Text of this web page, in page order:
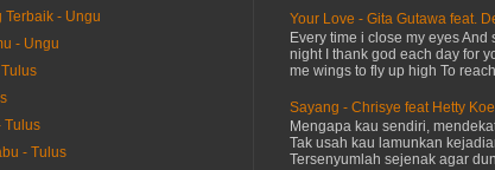
Terbaik - Ungu
- Ungu
Tulus
- Tulus
Your Love - Gita Gutawa feat.
Every time i close my eyes And
night I thank god each day for
me wings to fly up high To
Sayang - Chrisye feat Hetty
Mengapa kau sendiri,
Tak usah kau lamunkan
Tersenyumlah sejenak agar